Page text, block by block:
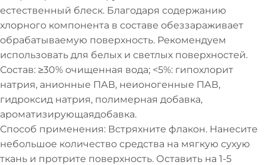
естественный блеск. Благодаря содержанию
хлорного компонента в составе обеззараживает
обрабатываемую поверхность. Рекомендуем
использовать для белых и светлых поверхностей.
Состав: ≥30% очищенная вода; <5%: гипохлорит
натрия, анионные ПАВ, неионогенные ПАВ,
гидроксид натрия, полимерная добавка,
ароматизирующаядобавка.
Способ применения: Встряхните флакон. Нанесите
небольшое количество средства на мягкую сухую
ткань и протрите поверхность. Оставить на 1-5